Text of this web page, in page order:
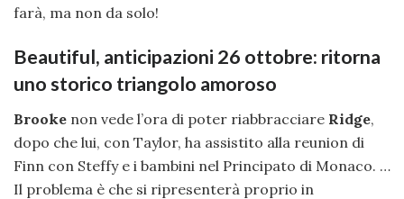
farà, ma non da solo!
Beautiful, anticipazioni 26 ottobre: ritorna
uno storico triangolo amoroso
Brooke non vede l’ora di poter riabbracciare Ridge,
dopo che lui, con Taylor, ha assistito alla reunion di
Finn con Steffy e i bambini nel Principato di Monaco. …
Il problema è che si ripresenterà proprio in